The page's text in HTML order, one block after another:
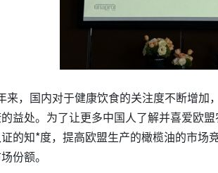
来，国内对于健康饮食的关注度不断增加
益处。为了让更多中国人了解并喜爱欧
的知*度，提高欧盟生产的橄榄油的市场
份额。